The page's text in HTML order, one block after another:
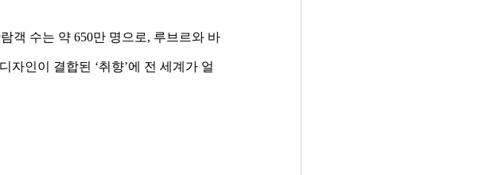
객 수는 약 650만 명으로, 루브르와 바
자인이 결합된 ‘취향’에 전 세계가 얼